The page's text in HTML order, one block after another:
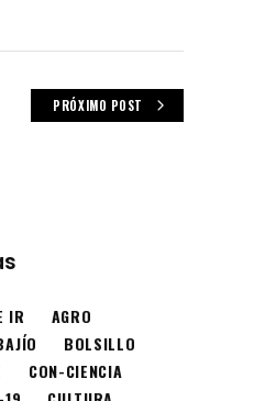
PRÓXIMO POST
IR
AGRO
BOLSILLO
CON-CIENCIA